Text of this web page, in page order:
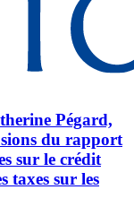
Pégard,
du rapport
sur le crédit
taxes sur les